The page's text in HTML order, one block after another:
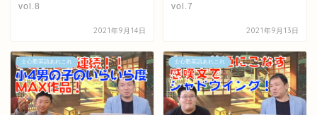
vol.8
2021年9月14日
vol.7
2021年9月13日
士心塾英語あれこれ 士心塾英語あれこれ